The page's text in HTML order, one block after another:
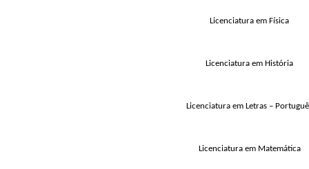
Licenciatura em Física
Licenciatura em História
Licenciatura em Letras –
Licenciatura em Matemática